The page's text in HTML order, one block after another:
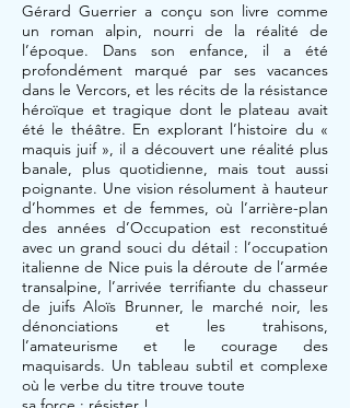
Gérard Guerrier a conçu son livre comme
un roman alpin, nourri de la réalité de
l’époque. Dans son enfance, il a été
profondément marqué par ses vacances
dans le Vercors, et les récits de la résistance
héroïque et tragique dont le plateau avait
été le théâtre. En explorant l’histoire du «
maquis juif », il a découvert une réalité plus
banale, plus quotidienne, mais tout aussi
poignante. Une vision résolument à hauteur
d’hommes et de femmes, où l’arrière-plan
des années d’Occupation est reconstitué
avec un grand souci du détail : l’occupation
italienne de Nice puis la déroute de l’armée
transalpine, l’arrivée terrifiante du chasseur
de juifs Aloïs Brunner, le marché noir, les
dénonciations et les trahisons,
l’amateurisme et le courage des
maquisards. Un tableau subtil et complexe
où le verbe du titre trouve toute